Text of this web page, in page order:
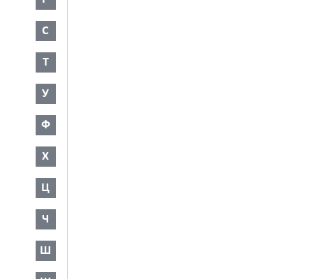
С
Т
У
Ф
Х
Ц
Ч
Ш